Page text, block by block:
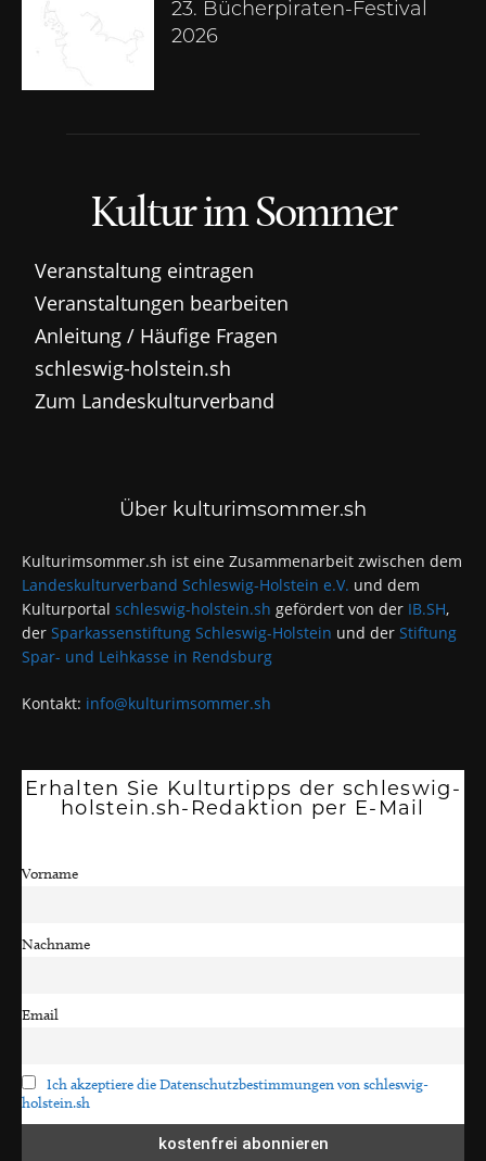
23. Bücherpiraten-Festival
2026
Kultur im Sommer
Veranstaltung eintragen
Veranstaltungen bearbeiten
Anleitung / Häufige Fragen
schleswig-holstein.sh
Zum Landeskulturverband
Über kulturimsommer.sh
Kulturimsommer.sh ist eine Zusammenarbeit zwischen dem
Landeskulturverband Schleswig-Holstein e.V. und dem
Kulturportal schleswig-holstein.sh gefördert von der IB.SH,
der Sparkassenstiftung Schleswig-Holstein und der Stiftung
Spar- und Leihkasse in Rendsburg
Kontakt: info@kulturimsommer.sh
Erhalten Sie Kulturtipps der schleswig-
holstein.sh-Redaktion per E-Mail
Vorname
Nachname
Email
Ich akzeptiere die Datenschutzbestimmungen von schleswig-
holstein.sh